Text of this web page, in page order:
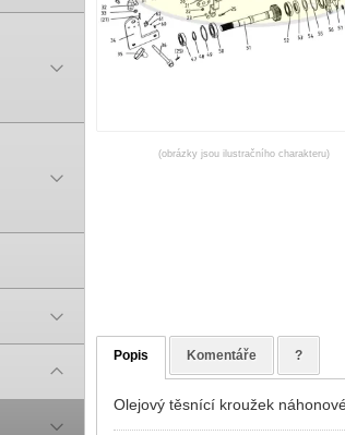
(obrázky jsou ilustračního charakteru)
Popis Komentáře ?
Olejový těsnící kroužek